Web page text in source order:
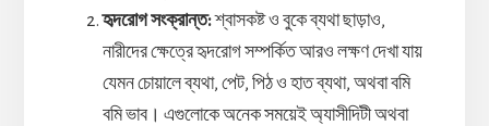
হৃদরোগ সংক্রান্ত:শ্বাসকষ্ট ও বুকে ব্যথা ছাড়াও,
নারীদের ক্ষেত্রে হৃদরোগ সম্পর্কিত আরও লক্ষণ দেখা যায়
যেমন চোয়ালে ব্যথা, পেট, পিঠ ও হাত ব্যথা, অথবা বমি
বমি ভাব। এগুলোকে অনেক সময়েই অ্যাসীদিটী অথবা